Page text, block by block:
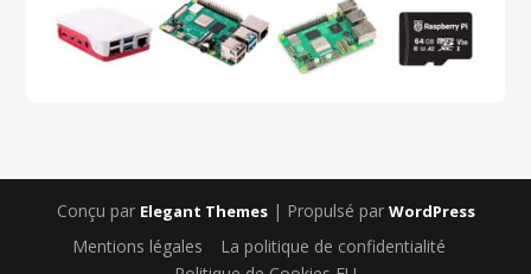
Conçu par Elegant Themes| Propulsé par WordPress
Mentions légales
La politique de confidentialité